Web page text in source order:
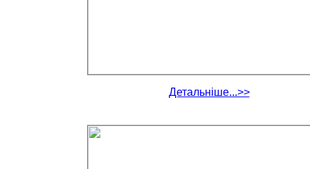
Детальніше...>>